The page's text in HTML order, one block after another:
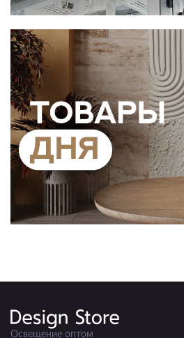
Освещение оптом